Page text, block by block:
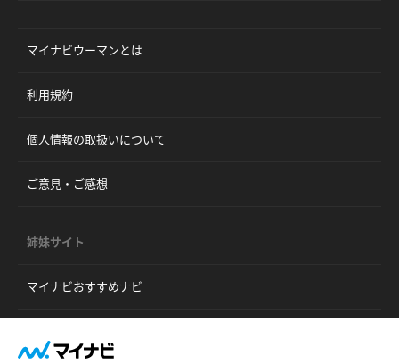
マイナビウーマンとは
利用規約
個人情報の取扱いについて
ご意見・ご感想
姉妹サイト
マイナビおすすめナビ